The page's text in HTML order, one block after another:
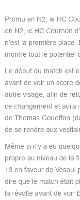
Promu en N2, le HC
en N2, le HC Cournon
n’est la première
montre tout le potentiel
Le début du match est
avant de voir un score
autre visage, afin de
ce changement et aura
de Thomas Goueffon
de se rendre aux
Même si il y a eu
propre au niveau de la
+3 en faveur de Vesoul
dire que le match était
la révolte avant de voir